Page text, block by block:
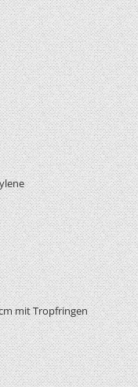
mit Tropfringen